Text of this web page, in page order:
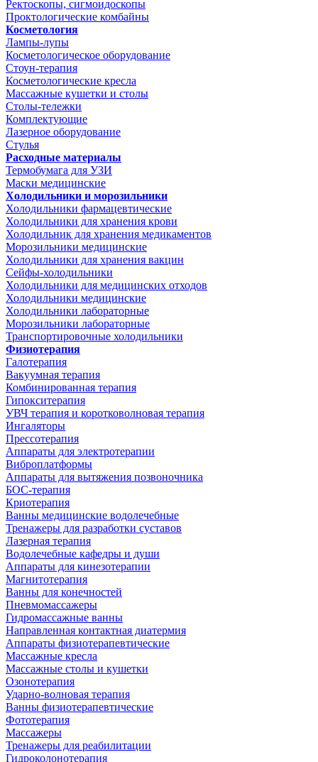
Ректоскопы, сигмоидоскопы
Проктологические комбайны
Косметология
Лампы-лупы
Косметологическое оборудование
Стоун-терапия
Косметологические кресла
Массажные кушетки и столы
Столы-тележки
Комплектующие
Лазерное оборудование
Стулья
Расходные материалы
Термобумага для УЗИ
Маски медицинские
Холодильники и морозильники
Холодильники фармацевтические
Холодильники для хранения крови
Холодильник для хранения медикаментов
Морозильники медицинские
Холодильники для хранения вакцин
Сейфы-холодильники
Холодильники для медицинских отходов
Холодильники медицинские
Холодильники лабораторные
Морозильники лабораторные
Транспортировочные холодильники
Физиотерапия
Галотерапия
Вакуумная терапия
Комбинированная терапия
Гипокситерапия
УВЧ терапия и коротковолновая терапия
Ингаляторы
Прессотерапия
Аппараты для электротерапии
Виброплатформы
Аппараты для вытяжения позвоночника
БОС-терапия
Криотерапия
Ванны медицинские водолечебные
Тренажеры для разработки суставов
Лазерная терапия
Водолечебные кафедры и души
Аппараты для кинезотерапии
Магнитотерапия
Ванны для конечностей
Пневмомассажеры
Гидромассажные ванны
Направленная контактная диатермия
Аппараты физиотерапевтические
Массажные кресла
Массажные столы и кушетки
Озонотерапия
Ударно-волновая терапия
Ванны физиотерапевтические
Фототерапия
Массажеры
Тренажеры для реабилитации
Гидроколонотерапия